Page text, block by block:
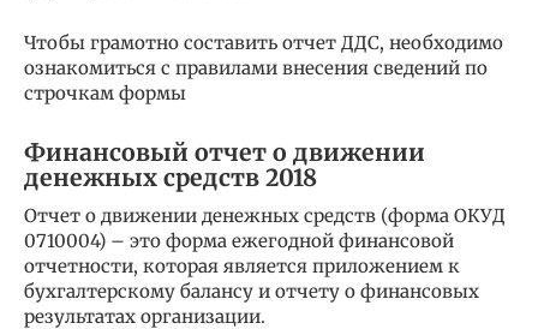
Чтобы грамотно составить отчет ДДС, необходимо
ознакомиться с правилами внесения сведений по
строчкам формы
Финансовый отчет о движении
денежных средств 2018
Отчет о движении денежных средств (форма ОКУД
0710004) – это форма ежегодной финансовой
отчетности, которая является приложением к
бухгалтерскому балансу и отчету о финансовых
результатах организации.